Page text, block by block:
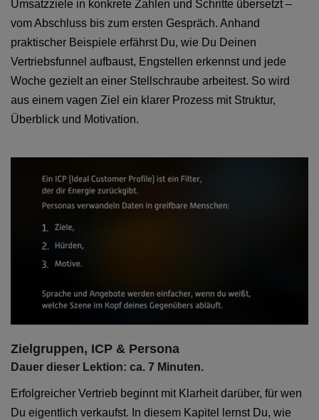
Umsatzziele in konkrete Zahlen und Schritte übersetzt –
vom Abschluss bis zum ersten Gespräch. Anhand
praktischer Beispiele erfährst Du, wie Du Deinen
Vertriebsfunnel aufbaust, Engstellen erkennst und jede
Woche gezielt an einer Stellschraube arbeitest. So wird
aus einem vagen Ziel ein klarer Prozess mit Struktur,
Überblick und Motivation.
Zielgruppen, ICP & Persona
Dauer dieser Lektion: ca. 7 Minuten.
Erfolgreicher Vertrieb beginnt mit Klarheit darüber, für wen
Du eigentlich verkaufst. In diesem Kapitel lernst Du, wie